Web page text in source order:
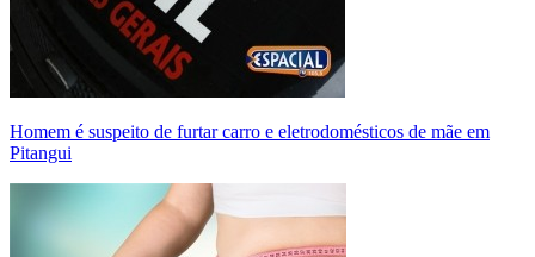
Homem é suspeito de furtar carro e eletrodomésticos de mãe em
Pitangui